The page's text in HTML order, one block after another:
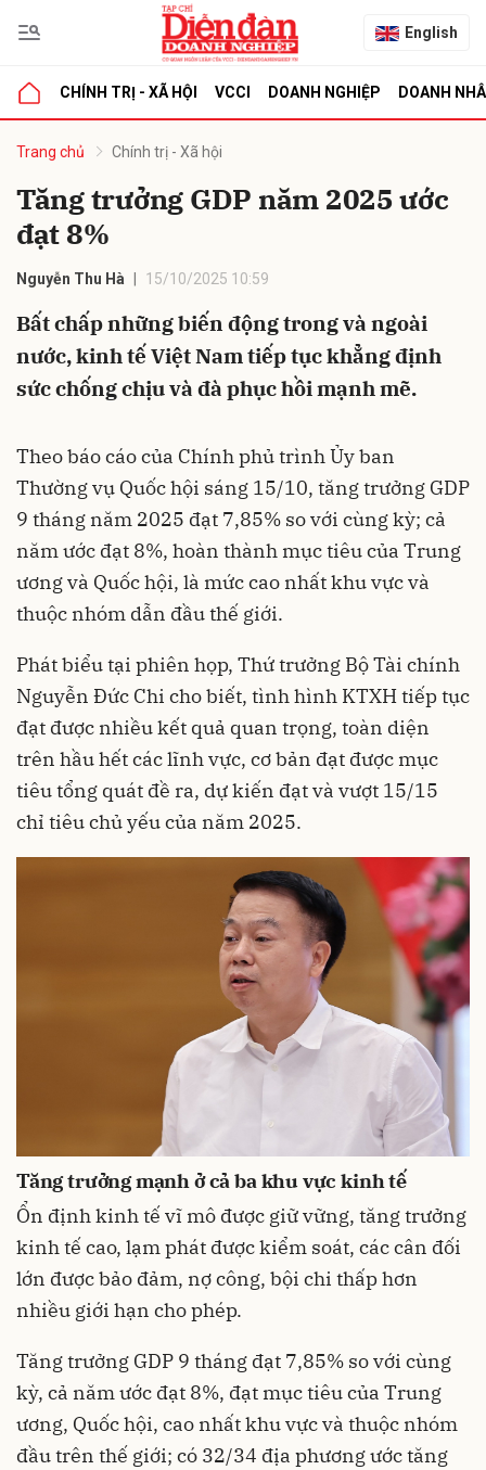
English
CHÍNH TRỊ - XÃ HỘI VCCI DOANH NGHIỆP DOANH
Trang chủ Chính trị - Xã hội
Tăng trưởng GDP năm 2025 ước
đạt 8%
Nguyễn Thu Hà 15/10/2025 10:59
Bất chấp những biến động trong và ngoài
nước, kinh tế Việt Nam tiếp tục khẳng định
sức chống chịu và đà phục hồi mạnh mẽ.
Theo báo cáo của Chính phủ trình Ủy ban
Thường vụ Quốc hội sáng 15/10, tăng trưởng GDP
9 tháng năm 2025 đạt 7,85% so với cùng kỳ; cả
năm ước đạt 8%, hoàn thành mục tiêu của Trung
ương và Quốc hội, là mức cao nhất khu vực và
thuộc nhóm dẫn đầu thế giới.
Phát biểu tại phiên họp, Thứ trưởng Bộ Tài chính
Nguyễn Đức Chi cho biết, tình hình KTXH tiếp tục
đạt được nhiều kết quả quan trọng, toàn diện
trên hầu hết các lĩnh vực, cơ bản đạt được mục
tiêu tổng quát đề ra, dự kiến đạt và vượt 15/15
chỉ tiêu chủ yếu của năm 2025.
Tăng trưởng mạnh ở cả ba khu vực kinh tế
Ổn định kinh tế vĩ mô được giữ vững, tăng trưởng
kinh tế cao, lạm phát được kiểm soát, các cân đối
lớn được bảo đảm, nợ công, bội chi thấp hơn
nhiều giới hạn cho phép.
Tăng trưởng GDP 9 tháng đạt 7,85% so với cùng
kỳ, cả năm ước đạt 8%, đạt mục tiêu của Trung
ương, Quốc hội, cao nhất khu vực và thuộc nhóm
đầu trên thế giới; có 32/34 địa phương ước tăng
luận
Hủy